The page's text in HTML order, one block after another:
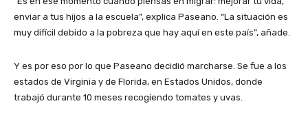
enviar a tus hijos a la escuela”, explica Paseano. “La situación es
muy difícil debido a la pobreza que hay aquí en este país”, añade.
Y es por eso por lo que Paseano decidió marcharse. Se fue a los
estados de Virginia y de Florida, en Estados Unidos, donde
trabajó durante 10 meses recogiendo tomates y uvas.